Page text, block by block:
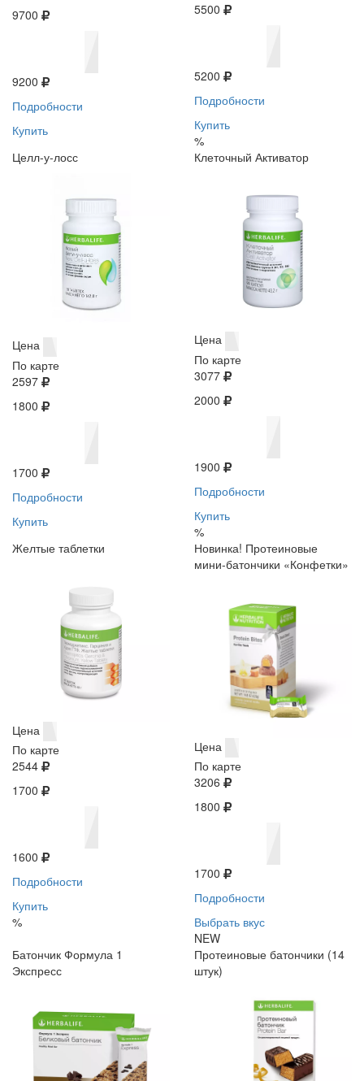
9700
9200
Подробности
Купить
5500
5200
Подробности
Купить
%
Целл-у-лосс
Цена
По карте
2597
1800
1700
Подробности
Купить
Клеточный Активатор
Цена
По карте
3077
2000
1900
Подробности
Купить
%
Желтые таблетки
Цена
По карте
2544
1700
1600
Подробности
Купить
%
Новинка! Протеиновые
мини-батончики «Конфетки»
Цена
По карте
3206
1800
1700
Подробности
Выбрать вкус
NEW
Батончик Формула 1
Экспресс
Протеиновые батончики (14
штук)